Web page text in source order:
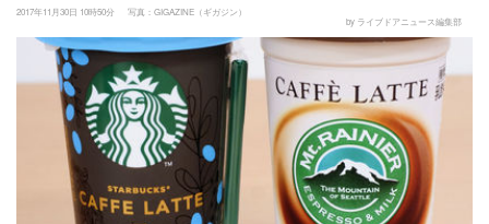
2017年11月30日 10時50分
写真：GIGAZINE（ギガジン）
by ライブドアニュース編集部